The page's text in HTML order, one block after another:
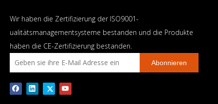
Wechselrichter, WLAN
verfügbar
Wir haben die Zertifizierung der ISO9001-
ualitätsmanagementsysteme bestanden und die Produkte
haben die CE-Zertifizierung bestanden.
Abonnieren